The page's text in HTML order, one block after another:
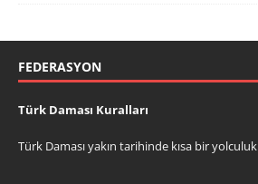
FEDERASYON
Türk Daması Kuralları
Türk Daması yakın tarihinde kısa bir yolculuk